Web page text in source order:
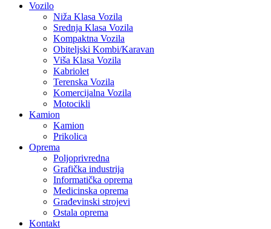
Vozilo
Niža Klasa Vozila
Srednja Klasa Vozila
Kompaktna Vozila
Obiteljski Kombi/Karavan
Viša Klasa Vozila
Kabriolet
Terenska Vozila
Komercijalna Vozila
Motocikli
Kamion
Kamion
Prikolica
Oprema
Poljoprivredna
Grafička industrija
Informatička oprema
Medicinska oprema
Građevinski strojevi
Ostala oprema
Kontakt